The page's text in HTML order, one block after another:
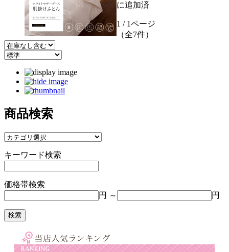
に追加済
1 / 1ページ
（全7件）
商品検索
キーワード検索
価格帯検索
円 ～
円